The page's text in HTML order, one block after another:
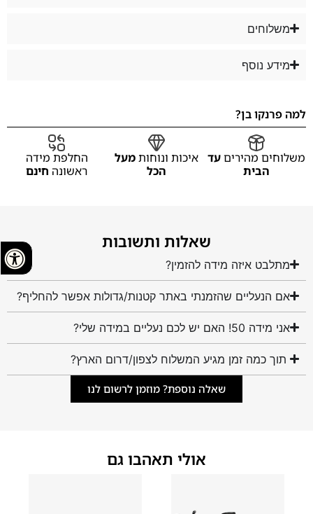
משלוחים
מידע נוסף
למה פרנקו בן?
משלוחים מהיריםעד
הבית
איכות ונוחותמעל
הכל
החלפת מידה
ראשונה חינם
שאלות ותשובות
מתלבט איזה מידה להזמין?
אם הנעליים שהזמנתי באתר קטנות/גדולות אפשר להחליף?
אני מידה 50! האם יש לכם נעליים במידה שלי?
תוך כמה זמן מגיע המשלוח לצפון/דרום הארץ?
שאלה נוספת? מוזמן לרשום לנו
אולי תאהבו גם